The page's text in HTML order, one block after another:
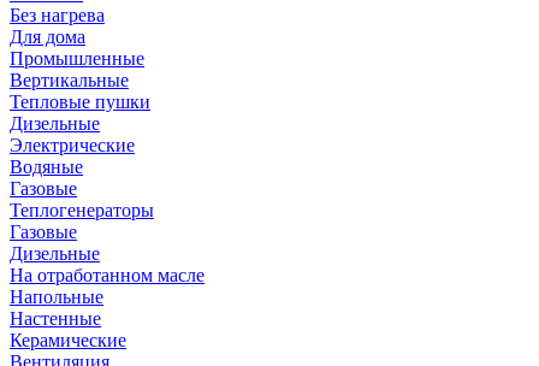
Без нагрева
Для дома
Промышленные
Вертикальные
Тепловые пушки
Дизельные
Электрические
Водяные
Газовые
Теплогенераторы
Газовые
Дизельные
На отработанном масле
Напольные
Настенные
Керамические
Вентиляция